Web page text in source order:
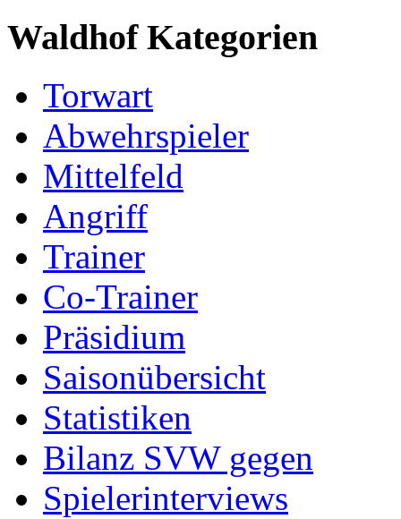
Waldhof Kategorien
Torwart
Abwehrspieler
Mittelfeld
Angriff
Trainer
Co-Trainer
Präsidium
Saisonübersicht
Statistiken
Bilanz SVW gegen
Spielerinterviews